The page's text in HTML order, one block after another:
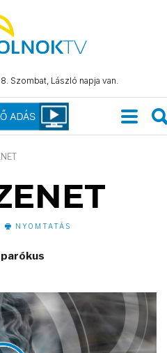
Szombat, László napja van.
NYOMTATÁS